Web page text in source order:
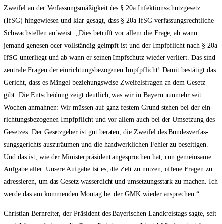
Zwei­fel an der Ver­fas­sungs­mä­ßig­keit des § 20a Infek­ti­ons­schutz­ge­setz
(IfSG) hin­ge­wie­sen und klar gesagt, dass § 20a IfSG ver­fas­sungs­recht­li­che
Schwach­stel­len auf­weist. „Dies betrifft vor allem die Fra­ge, ab wann
jemand gene­sen oder voll­stän­dig geimpft ist und der Impf­pflicht nach § 20a
IfSG unter­liegt und ab wann er sei­nen Impf­schutz wie­der ver­liert. Das sind
zen­tra­le Fra­gen der ein­rich­tungs­be­zo­ge­nen Impf­pflicht! Damit bestä­tigt das
Gericht, dass es Män­gel bezie­hungs­wei­se Zwei­fels­fra­gen an dem Gesetz
gibt. Die Ent­schei­dung zeigt deut­lich, was wir in Bay­ern nun­mehr seit
Wochen anmah­nen: Wir müs­sen auf ganz fes­tem Grund ste­hen bei der ein­
rich­tungs­be­zo­ge­nen Impf­pflicht und vor allem auch bei der Umset­zung des
Geset­zes. Der Gesetz­ge­ber ist gut bera­ten, die Zwei­fel des Bun­des­ver­fas­
sungs­ge­richts aus­zu­räu­men und die hand­werk­li­chen Feh­ler zu besei­ti­gen.
Und das ist, wie der Minis­ter­prä­si­dent ange­spro­chen hat, nun gemein­sa­me
Auf­ga­be aller. Unse­re Auf­ga­be ist es, die Zeit zu nut­zen, offe­ne Fra­gen zu
adres­sie­ren, um das Gesetz was­ser­dicht und umset­zungs­stark zu machen. Ich
wer­de das am kom­men­den Mon­tag bei der GMK wie­der ansprechen.“
Chris­ti­an Bern­rei­ter, der Prä­si­dent des Baye­ri­schen Land­kreis­tags sag­te, seit